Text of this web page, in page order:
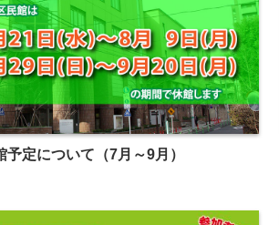
定について（7月～9月）